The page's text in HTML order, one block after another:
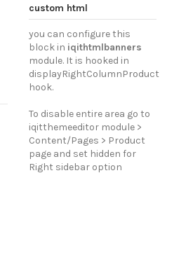
custom html
you can configure this
block in iqithtmlbanners
module. It is hooked in
displayRightColumnProduct
hook.
To disable entire area go to
iqitthemeeditor module >
Content/Pages > Product
page and set hidden for
Right sidebar option